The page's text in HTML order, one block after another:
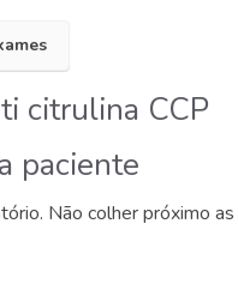
citrulina CCP
paciente
Não colher próximo